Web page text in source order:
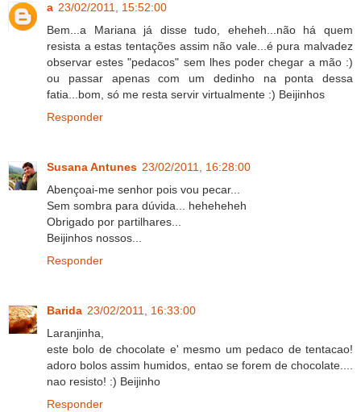
a 23/02/2011, 15:52:00
Bem...a Mariana já disse tudo, eheheh...não há quem
resista a estas tentações assim não vale...é pura malvadez
observar estes "pedacos" sem lhes poder chegar a mão :)
ou passar apenas com um dedinho na ponta dessa
fatia...bom, só me resta servir virtualmente :) Beijinhos
Responder
Susana Antunes 23/02/2011, 16:28:00
Abençoai-me senhor pois vou pecar...
Sem sombra para dúvida... heheheheh
Obrigado por partilhares...
Beijinhos nossos...
Responder
Barida 23/02/2011, 16:33:00
Laranjinha,
este bolo de chocolate e' mesmo um pedaco de tentacao!
adoro bolos assim humidos, entao se forem de chocolate....
nao resisto! :) Beijinho
Responder